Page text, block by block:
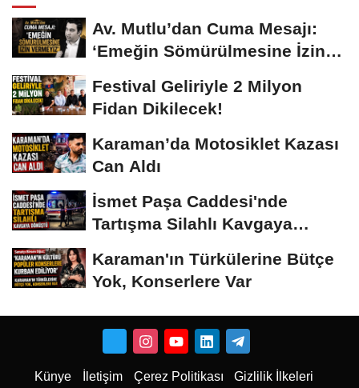
Av. Mutlu’dan Cuma Mesajı:
‘Emeğin Sömürülmesine İzin
Festival Geliriyle 2 Milyon
Fidan Dikilecek!
Karaman’da Motosiklet Kazası
Can Aldı
İsmet Paşa Caddesi'nde
Tartışma Silahlı Kavgaya
Karaman'ın Türkülerine Bütçe
Yok, Konserlere Var
Künye İletişim Çerez Politikası Gizlilik İlkeleri